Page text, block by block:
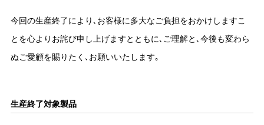
今回の生産終了により､お客様に多大なご負担をおかけしますこ
とを心よりお詫び申し上げますとともに､ご理解と､今後も変わら
ぬご愛顧を賜りたく､お願いいたします｡
生産終了対象製品